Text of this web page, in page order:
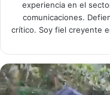
experiencia en el
comunicaciones.
crítico. Soy fiel creyente